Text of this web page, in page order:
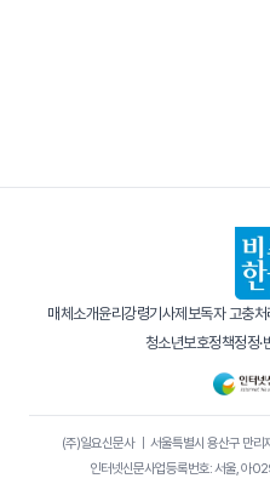
매체소개윤리강령기사제보독자 고충처
청소년보호정책정정·
(주)일요신문사｜ 서울특별시 용산구 만리
인터넷신문사업등록번호: 서울, 아